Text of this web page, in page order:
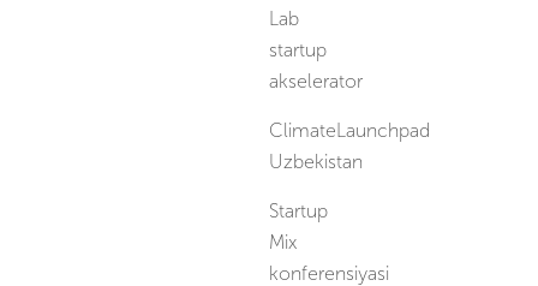
Lab
startup
akselerator
ClimateLaunchpad
Uzbekistan
Startup
Mix
konferensiyasi